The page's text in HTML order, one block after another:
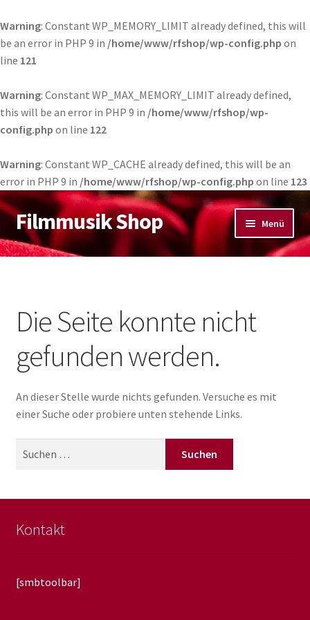
Warning: Constant WP_MEMORY_LIMIT already defined, this will
be an error in PHP 9 in /home/www/rfshop/wp-config.php on
line 121
Warning: Constant WP_MAX_MEMORY_LIMIT already defined,
this will be an error in PHP 9 in /home/www/rfshop/wp-
config.php on line 122
Warning: Constant WP_CACHE already defined, this will be an
error in PHP 9 in /home/www/rfshop/wp-config.php on line 123
Zur
Navigation
springen
Zum
Inhalt
springen
Filmmusik Shop Menü
Shop
Warenkorb
Kasse
Impressum
Links
Die Seite konnte nicht
gefunden werden.
An dieser Stelle wurde nichts gefunden. Versuche es mit
einer Suche oder probiere unten stehende Links.
Kontakt
[smbtoolbar]